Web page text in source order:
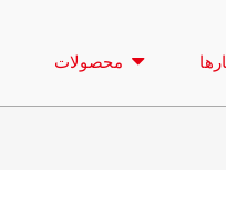
محصولات